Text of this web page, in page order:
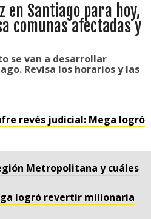
en Santiago para hoy,
comunas afectadas y
se van a desarrollar
Revisa los horarios y las
revés judicial: Mega logró
Metropolitana y cuáles
logró revertir millonaria